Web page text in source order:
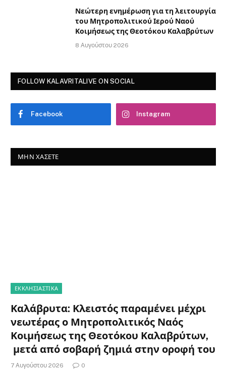
Νεώτερη ενημέρωση για τη λειτουργία
του Μητροπολιτικού Ιερού Ναού
Κοιμήσεως της Θεοτόκου Καλαβρύτων
8 Αυγούστου 2026
FOLLOW KALAVRITALIVE ON SOCIAL
Facebook Instagram
ΜΗΝ ΧΆΣΕΤΕ
ΕΚΚΛΗΣΙΑΣΤΙΚΑ
Καλάβρυτα: Κλειστός παραμένει μέχρι
νεωτέρας ο Μητροπολιτικός Ναός
Κοιμήσεως της Θεοτόκου Καλαβρύτων,
μετά από σοβαρή ζημιά στην οροφή του
7 Αυγούστου 2026 0